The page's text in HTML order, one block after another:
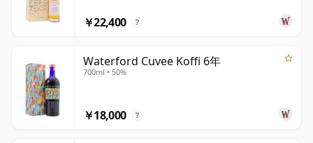
蒸留所で蒸留されていました：ミドルトン、ブッシュミル
ズ、クーリーです。当時、クーリーはキルベガン蒸留所も
営されていた数年間を経て、最近生産を再開したばかりで
した。しかし、それ以来状況は劇的に変化しました。アイ
ルランドウイスキーは大きな復活を遂げ、生産はもはやこ
れらの少数の拠点に集中しておらず、現在は島全体で多く
￥22,400 ?
Waterford Cuvee Koffi 6年
700ml • 50%
￥18,000 ?